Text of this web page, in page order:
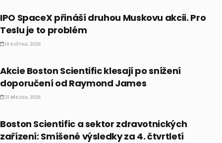
IPO SpaceX přináší druhou Muskovu akcii. Pro
Teslu je to problém
19 KVĚTNA, 2026
Akcie Boston Scientific klesají po snížení
doporučení od Raymond James
31 BŘEZNA, 2026
Boston Scientific a sektor zdravotnických
zařízení: Smíšené výsledky za 4. čtvrtletí